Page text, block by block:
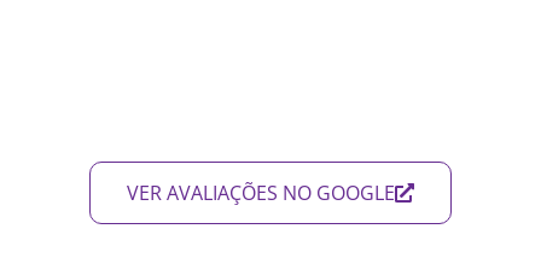
VER AVALIAÇÕES NO GOOGLE